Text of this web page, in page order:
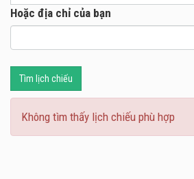
Hoặc địa chỉ của bạn
Tìm lịch chiếu
Không tìm thấy lịch chiếu phù hợp